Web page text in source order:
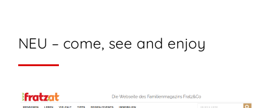
NEU – come, see and enjoy